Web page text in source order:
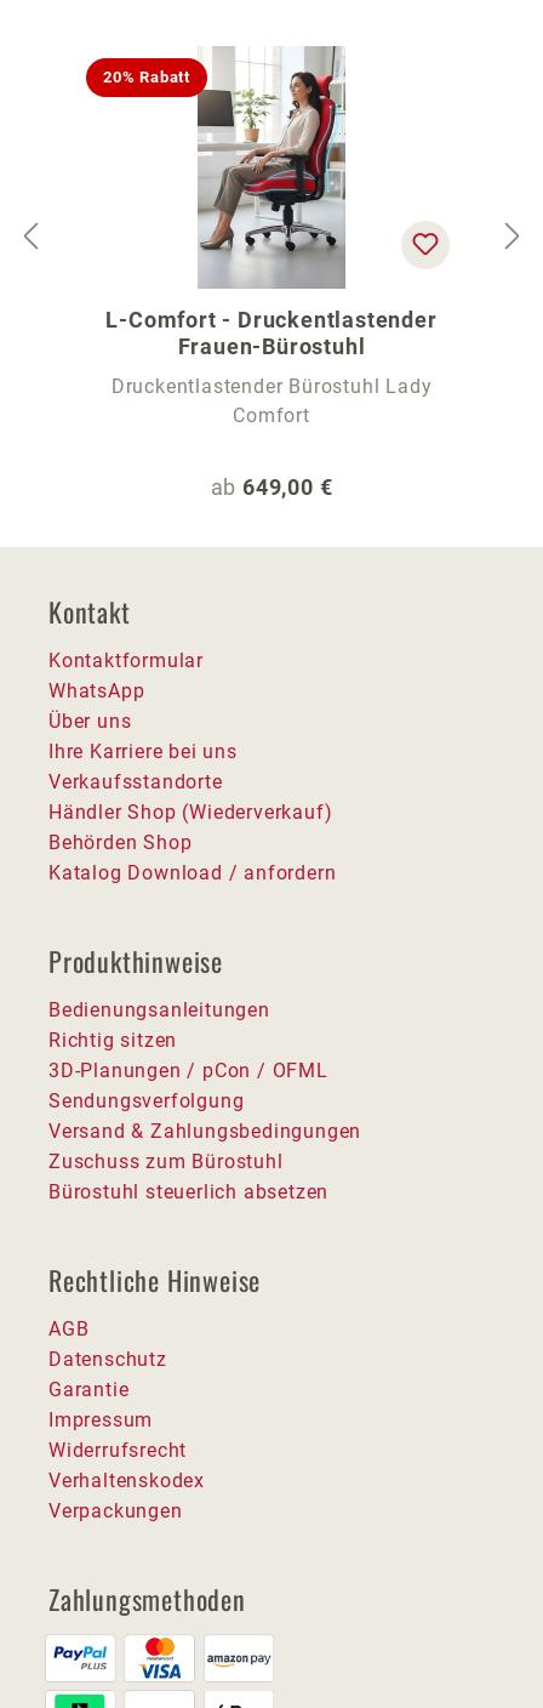
20% Rabatt
L-Comfort - Druckentlastender
Frauen-Bürostuhl
Druckentlastender Bürostuhl Lady
Comfort
Regulärer Preis:
ab 649,00 €
Kontakt
Kontaktformular
WhatsApp
Über uns
Ihre Karriere bei uns
Verkaufsstandorte
Händler Shop (Wiederverkauf)
Behörden Shop
Katalog Download / anfordern
Produkthinweise
Bedienungsanleitungen
Richtig sitzen
3D-Planungen / pCon / OFML
Sendungsverfolgung
Versand & Zahlungsbedingungen
Zuschuss zum Bürostuhl
Bürostuhl steuerlich absetzen
Rechtliche Hinweise
AGB
Datenschutz
Garantie
Impressum
Widerrufsrecht
Verhaltenskodex
Verpackungen
Zahlungsmethoden